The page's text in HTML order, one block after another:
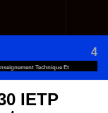
4
Technique Et
IETP